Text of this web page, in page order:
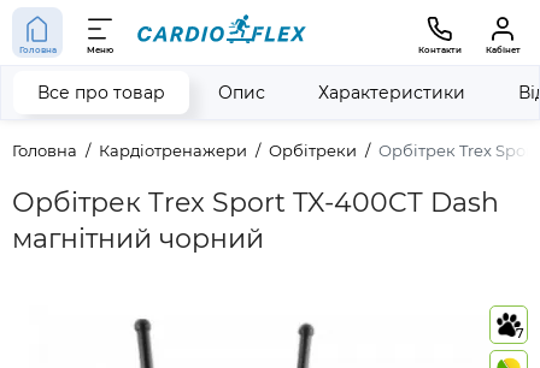
Головна Меню Контакти Кабінет
Головна Кардіотренажери Орбітреки Орбітрек Trex
Орбітрек Trex Sport TX-400CT Dash
магнітний чорний
Все про товар Опис Характеристики
7